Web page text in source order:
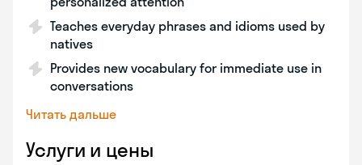
Teaches everyday phrases and idioms used by
natives
Provides new vocabulary for immediate use in
conversations
Читать дальше
Услуги и цены